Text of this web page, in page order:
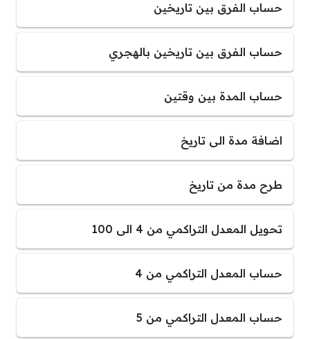
حساب الفرق بين تاريخين
حساب الفرق بين تاريخين بالهجري
حساب المدة بين وقتين
اضافة مدة الى تاريخ
طرح مدة من تاريخ
تحويل المعدل التراكمي من 4 الى 100
حساب المعدل التراكمي من 4
حساب المعدل التراكمي من 5